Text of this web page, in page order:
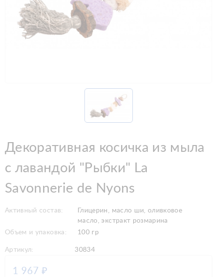
Декоративная косичка из мыла
с лавандой "Рыбки" La
Savonnerie de Nyons
Активный состав:
Глицерин, масло ши, оливковое
масло, экстракт розмарина
Объем и упаковка:
100 гр
Артикул: 30834
1 967₽